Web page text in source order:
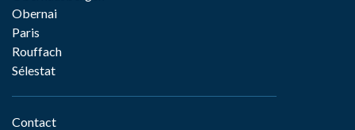
Obernai
Paris
Rouffach
Sélestat
Contact